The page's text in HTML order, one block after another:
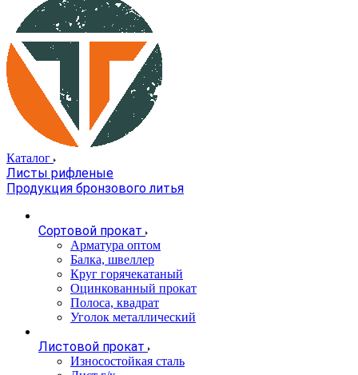
Каталог
Листы рифленые
Продукция бронзового литья
Сортовой прокат
Арматура оптом
Балка, швеллер
Круг горячекатаный
Оцинкованный прокат
Полоса, квадрат
Уголок металлический
Листовой прокат
Износостойкая сталь